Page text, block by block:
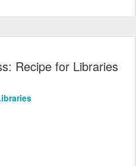
Recipe for Libraries